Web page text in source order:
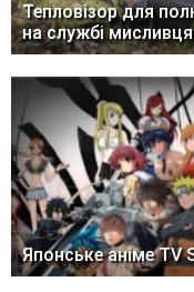
Тепловізор для
на службі мисливця
Японське аніме TV